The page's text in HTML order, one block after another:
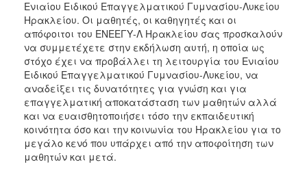
Ενιαίου Ειδικού Επαγγελματικού Γυμνασίου-Λυκείου
Ηρακλείου. Οι μαθητές, οι καθηγητές και οι
απόφοιτοι του ΕΝΕΕΓΥ-Λ Ηρακλείου σας προσκαλούν
να συμμετέχετε στην εκδήλωση αυτή, η οποία ως
στόχο έχει να προβάλλει τη λειτουργία του Ενιαίου
Ειδικού Επαγγελματικού Γυμνασίου-Λυκείου, να
αναδείξει τις δυνατότητες για γνώση και για
επαγγελματική αποκατάσταση των μαθητών αλλά
και να ευαισθητοποιήσει τόσο την εκπαιδευτική
κοινότητα όσο και την κοινωνία του Ηρακλείου για το
μεγάλο κενό που υπάρχει από την αποφοίτηση των
μαθητών και μετά.